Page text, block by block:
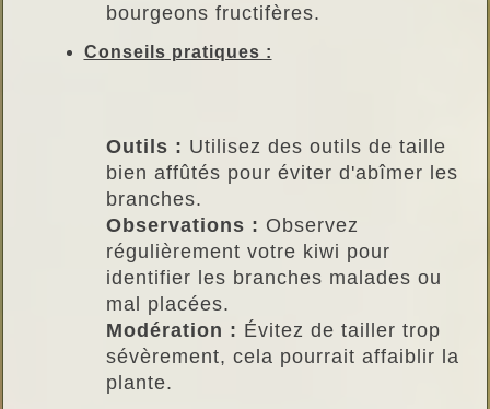
bourgeons fructifères.
Conseils pratiques :
Outils : Utilisez des outils de taille
bien affûtés pour éviter d'abîmer les
branches.
Observations : Observez
régulièrement votre kiwi pour
identifier les branches malades ou
mal placées.
Modération : Évitez de tailler trop
sévèrement, cela pourrait affaiblir la
plante.